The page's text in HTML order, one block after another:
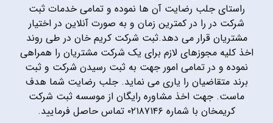
راستای جلب رضایت آن ها نموده و تمامی خدمات ثبت
شرکت در را در کمترین زمان و به صورت آنلاین در اختیار
مشتریان قرار می دهد.ثبت شرکت کریم خان در طی روند
اخذ کلیه مجوزهای لازم برای یک شرکت مشتریان را همراهی
نموده و در تمامی امور جهت به ثبت رسیدن شرکت و ثبت
برند متقاضیان را یاری می نماید. جلب رضایت شما هدف
ماست. جهت اخذ مشاوره رایگان از موسسه ثبت شرکت
کریمخان با شماره ۰۲۱۸۷۱۴۶ تماس حاصل فرمایید.